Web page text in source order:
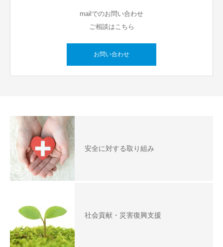
mailでのお問い合わせ
ご相談はこちら
お問い合わせ
安全に対する取り組み
社会貢献・災害復興支援